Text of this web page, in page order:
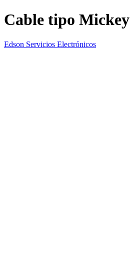
Cable tipo Mickey
Edson Servicios Electrónicos